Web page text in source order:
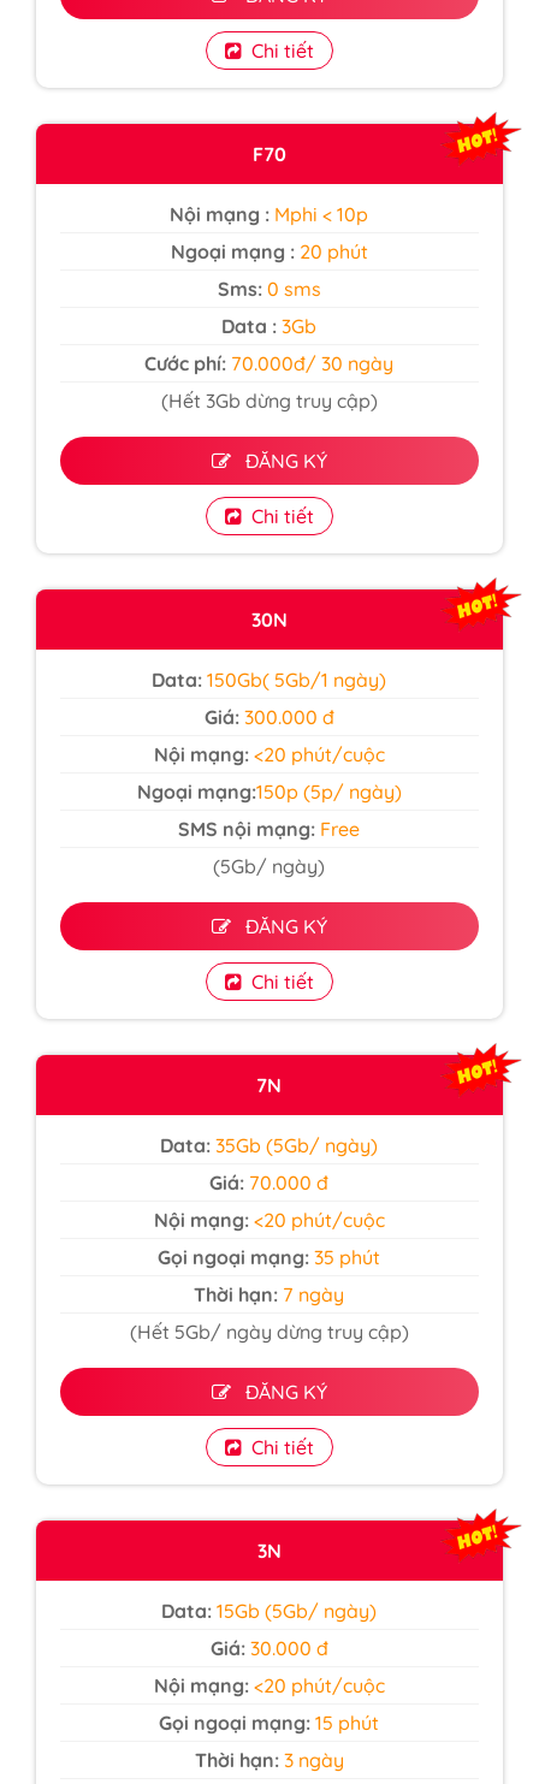
Chi tiết
F70
Nội mạng : Mphi < 10p
Ngoại mạng :20 phút
Sms:0 sms
Data : 3Gb
Cước phí: 70.000đ/ 30 ngày
(Hết 3Gb dừng truy cập)
ĐĂNG KÝ
Chi tiết
30N
Data: 150Gb( 5Gb/1 ngày)
Giá: 300.000 đ
Nội mạng: <20 phút/cuộc
Ngoại mạng:150p (5p/ ngày)
SMS nội mạng: Free
(5Gb/ ngày)
ĐĂNG KÝ
Chi tiết
7N
Data: 35Gb (5Gb/ ngày)
Giá: 70.000 đ
Nội mạng: <20 phút/cuộc
Gọi ngoại mạng: 35 phút
Thời hạn: 7 ngày
(Hết 5Gb/ ngày dừng truy cập)
ĐĂNG KÝ
Chi tiết
3N
Data: 15Gb (5Gb/ ngày)
Giá: 30.000 đ
Nội mạng: <20 phút/cuộc
Gọi ngoại mạng: 15 phút
Thời hạn:3 ngày